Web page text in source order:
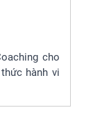
cho
hành vi